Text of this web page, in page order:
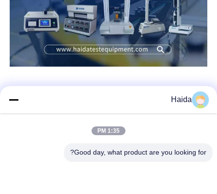
العنوان
Haida
1:35 PM
Good day, what product are you looking for?